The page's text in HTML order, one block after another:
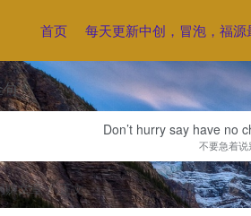
首页 每天更新中创，冒泡，福源
句
Don’t hurry say have no
不要急着
赚文章 正文